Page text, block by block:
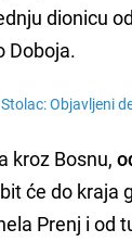
dionicu
Doboja.
Objavljeni
kroz Bosnu,
će do
Prenj i od